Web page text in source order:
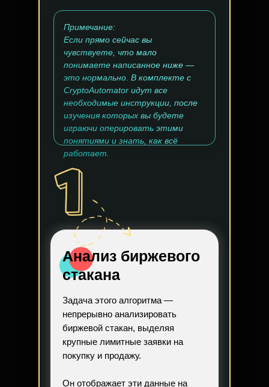
Примечание:
Если прямо сейчас вы
чувствуете, что мало
понимаете написанное ниже —
это нормально. В комплекте с
CryptoAutomator идут все
необходимые инструкции, после
изучения которых вы будете
играючи оперировать этими
понятиями и знать, как всё
работает.
Задача этого алгоритма —
непрерывно анализировать
биржевой стакан, выделяя
крупные лимитные заявки на
покупку и продажу.
Он отображает эти данные на
Анализ биржевого
стакана